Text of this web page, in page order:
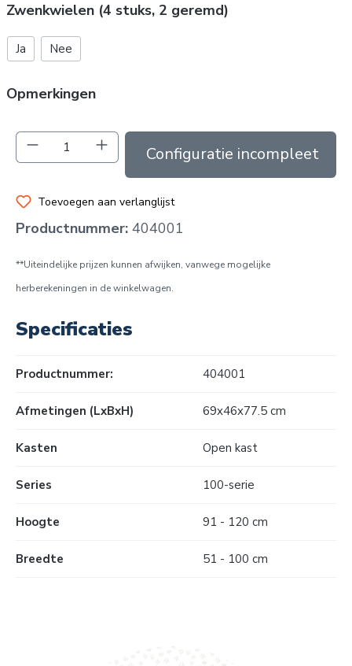
Zwenkwielen (4 stuks, 2 geremd)
Ja Nee
Opmerkingen
Producthoeveelheid: Voer de gewenste
In de winkelmand
Toevoegen aan verlanglijst
Productnummer: 404001
**Uiteindelijke prijzen kunnen afwijken, vanwege mogelijke
herberekeningen in de winkelwagen.
Specificaties
Productnummer: 404001
Afmetingen (LxBxH) 69x46x77.5 cm
Kasten Open kast
Series 100-serie
Hoogte 91 - 120 cm
Breedte 51 - 100 cm